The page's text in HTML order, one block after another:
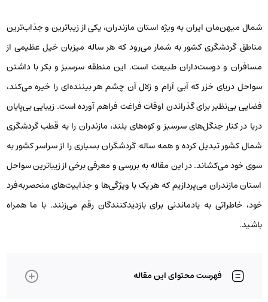
شمال میهن‌مان ایران به ویژه استان مازندران، یکی از زیباترین و جذاب‌ترین
مناطق گردشگری کشور به شمار می‌رود که هر ساله میزبان خیل عظیمی از
مسافران و دوست‌داران طبیعت است. این منطقه سرسبز و بکر با داشتن
سواحل دریای خزر که آبی آرام و زلال آن چشم هر بیننده‌ای را خیره می‌کند،
فضایی بی‌نظیر برای گذراندن اوقات فراغت فراهم آورده است. زیبایی بی‌پایان
دریا در کنار جنگل‌های سرسبز و کوه‌های بلند، مازندران را به قطب گردشگری
شمال کشور تبدیل کرده و همه ساله گردشگران بسیاری را از سراسر کشور به
سوی خود می‌کشاند. در این مقاله به بررسی و معرفی برخی از زیباترین سواحل
استان مازندران می‌پردازیم که هر یک با ویژگی‌ها و جذابیت‌های منحصربه‌فرد
خود، خاطراتی به یادماندنی برای بازدیدکنندگان رقم می‌زنند. با ما همراه
باشید.
فهرست محتوای این مقاله